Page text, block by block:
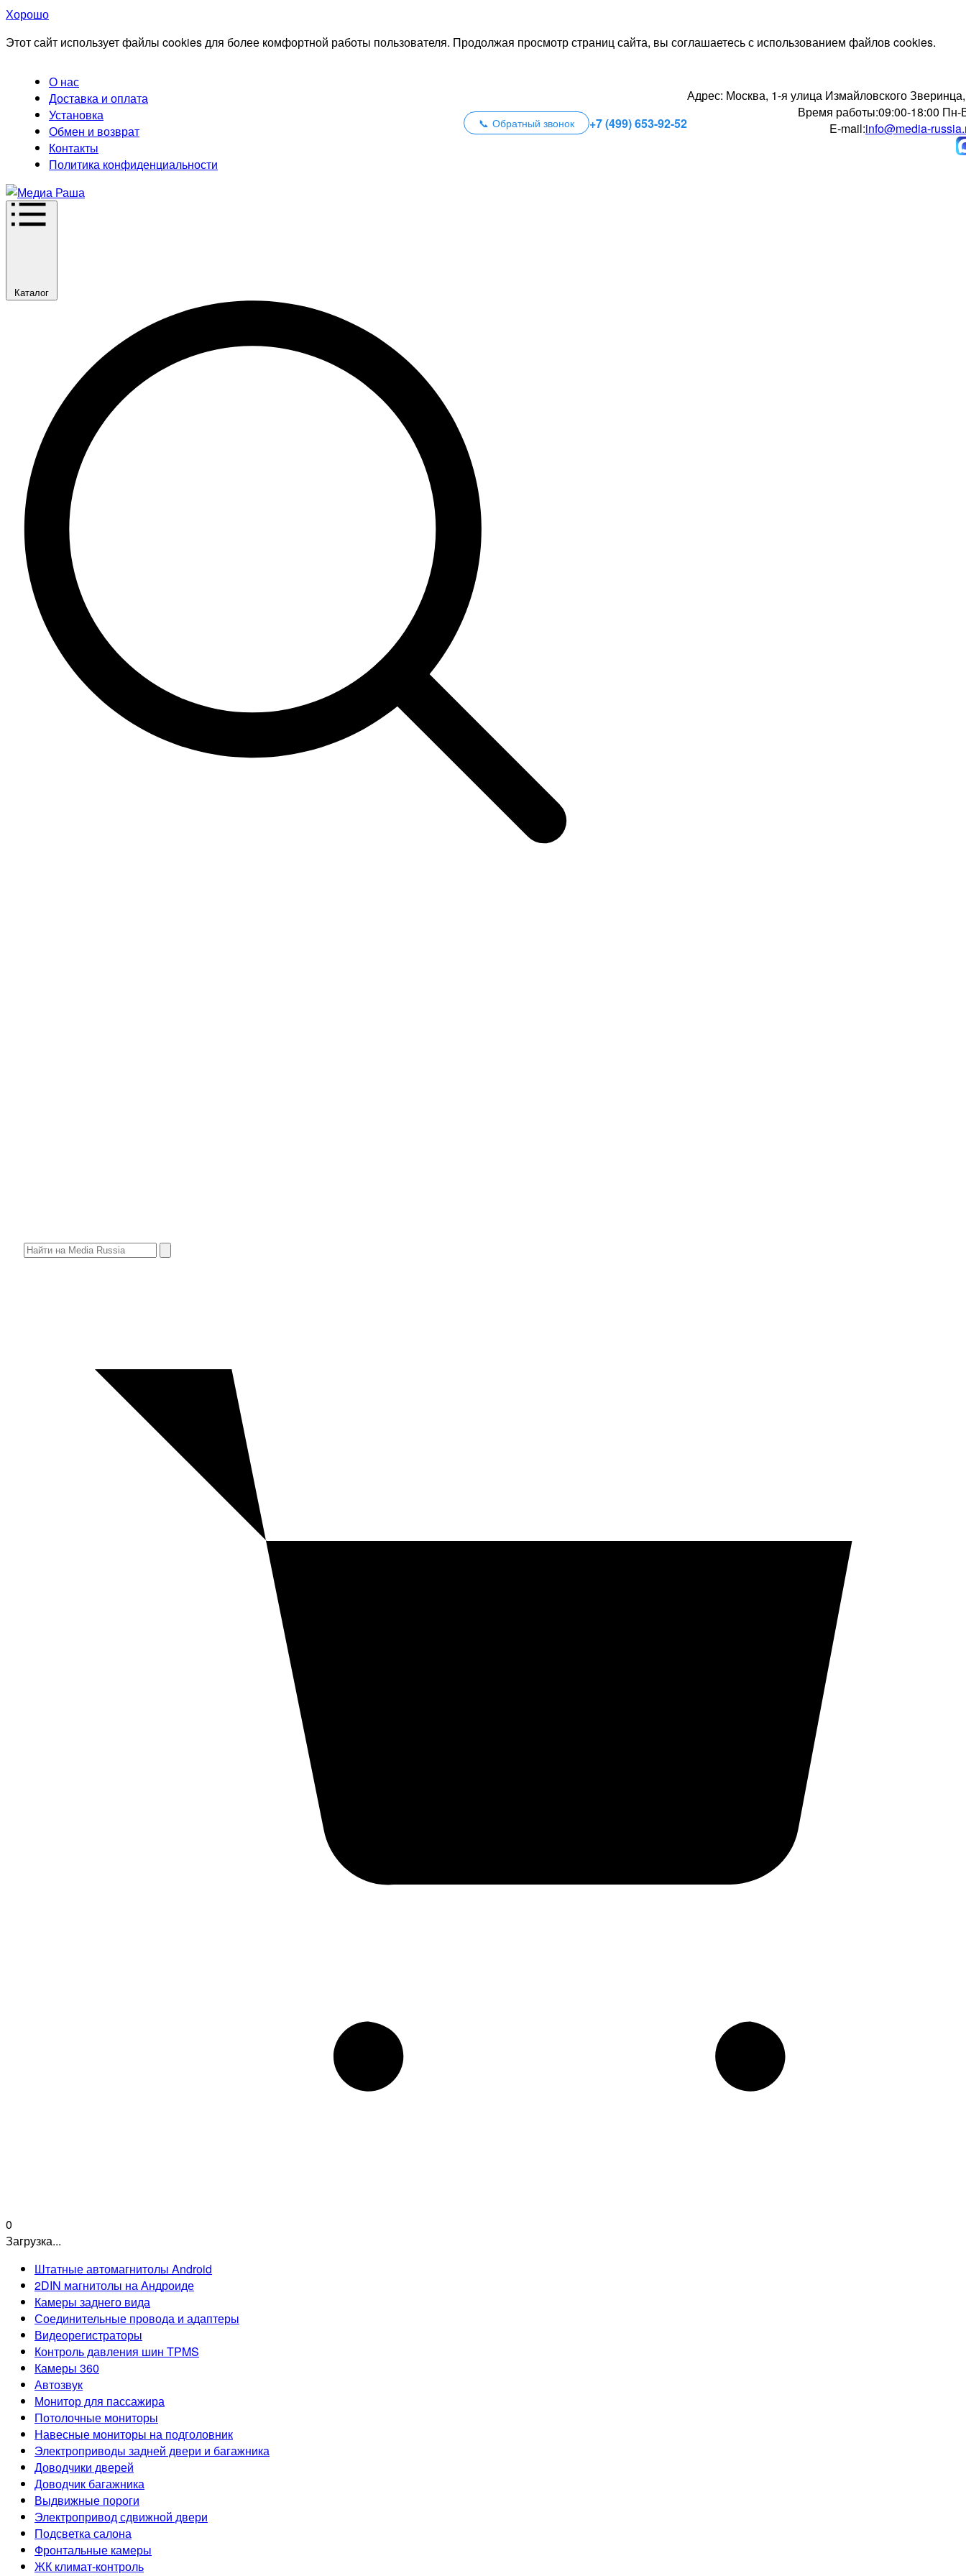
Хорошо
Этот сайт использует файлы cookies для более комфортной работы пользователя. Продолжая просмотр страниц сайта, вы соглашаетесь с использованием файлов cookies.
О нас
Доставка и оплата
Установка
Обмен и возврат
Контакты
Политика конфиденциальности
Обратный звонок +7 (499) 653-92-52
Адрес: Москва, 1-я улица Измайловского
Время работы:09:00-18:00 Пн-
E-mail:info@media-
Каталог
0
Загрузка...
Штатные автомагнитолы Android
2DIN магнитолы на Андроиде
Камеры заднего вида
Соединительные провода и адаптеры
Видеорегистраторы
Контроль давления шин TPMS
Камеры 360
Автозвук
Монитор для пассажира
Потолочные мониторы
Навесные мониторы на подголовник
Электроприводы задней двери и багажника
Доводчики дверей
Доводчик багажника
Выдвижные пороги
Электропривод сдвижной двери
Подсветка салона
Фронтальные камеры
ЖК климат-контроль